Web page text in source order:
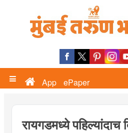
App ePaper
रायगडमध्ये पहिल्यांदाच